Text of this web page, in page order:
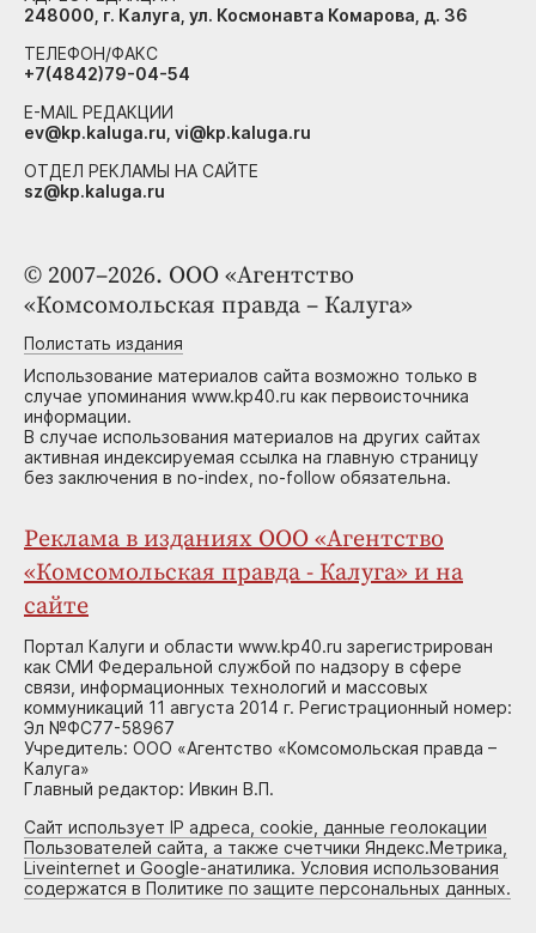
© 2007–2026. ООО «Агентство
«Комсомольская правда – Калуга»
Полистать издания
Использование материалов сайта возможно только в
случае упоминания www.kp40.ru как первоисточника
информации.
В случае использования материалов на других сайтах
активная индексируемая ссылка на главную страницу
без заключения в no-index, no-follow обязательна.
Реклама в изданиях ООО «Агентство
«Комсомольская правда - Калуга» и на
сайте
Портал Калуги и области www.kp40.ru зарегистрирован
как СМИ Федеральной службой по надзору в сфере
связи, информационных технологий и массовых
коммуникаций 11 августа 2014 г. Регистрационный номер:
Эл №ФС77-58967
Учредитель: ООО «Агентство «Комсомольская правда –
Калуга»
Главный редактор: Ивкин В.П.
Сайт использует IP адреса, cookie, данные геолокации
Пользователей сайта, а также счетчики Яндекс.Метрика,
Liveinternet и Google-анатилика. Условия использования
содержатся в Политике по защите персональных данных.
248000, г. Калуга, ул. Космонавта Комарова, д. 36
ТЕЛЕФОН/ФАКС
+7(4842)79-04-54
E-MAIL РЕДАКЦИИ
ev@kp.kaluga.ru, vi@kp.kaluga.ru
ОТДЕЛ РЕКЛАМЫ НА САЙТЕ
sz@kp.kaluga.ru